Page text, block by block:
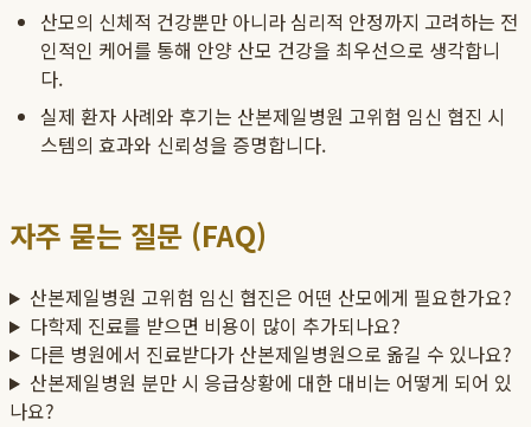
산모의 신체적 건강뿐만 아니라 심리적 안정까지 고려하는 전
인적인 케어를 통해 안양 산모 건강을 최우선으로 생각합니
다.
실제 환자 사례와 후기는 산본제일병원 고위험 임신 협진 시
스템의 효과와 신뢰성을 증명합니다.
자주 묻는 질문 (FAQ)
산본제일병원 고위험 임신 협진은 어떤 산모에게 필요한가요?
다학제 진료를 받으면 비용이 많이 추가되나요?
다른 병원에서 진료받다가 산본제일병원으로 옮길 수 있나요?
산본제일병원 분만 시 응급상황에 대한 대비는 어떻게 되어 있
나요?